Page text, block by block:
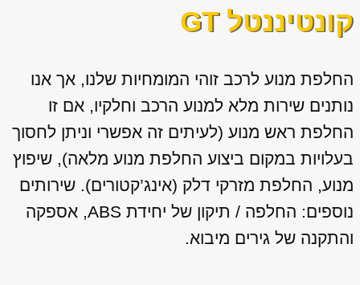
קונטיננטל GT
החלפת מנוע לרכב זוהי המומחיות שלנו, אך אנו
נותנים שירות מלא למנוע הרכב וחלקיו, אם זו
החלפת ראש מנוע (לעיתים זה אפשרי וניתן לחסוך
בעלויות במקום ביצוע החלפת מנוע מלאה), שיפוץ
מנוע, החלפת מזרקי דלק (אינג’קטורים). שירותים
נוספים: החלפה / תיקון של יחידת ABS, אספקה
והתקנה של גירים מיבוא.